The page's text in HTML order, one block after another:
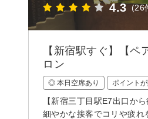
4.3 (26
【新宿駅すぐ】【
ロン
◎ 本日空席あり ポイント
【新宿三丁目駅E7出口か
細やかな接客でコリや疲